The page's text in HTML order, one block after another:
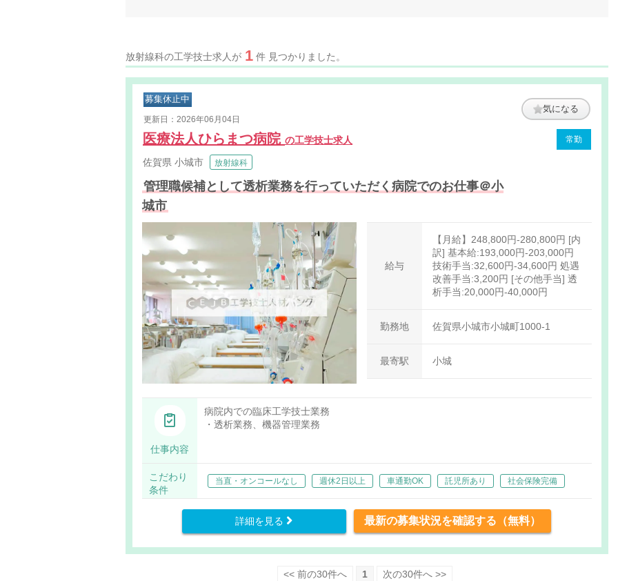
放射線科の工学技士求人が 1 件 見つかりました。
募集休止中
更新日：2026年06月04日
気になる
医療法人ひらまつ病院 の工学技士求人 常勤
佐賀県 小城市 放射線科
管理職候補として透析業務を行っていただく病院でのお仕事＠小
城市
給与
【月給】248,800円-280,800円 [内
訳] 基本給:193,000円-203,000円
技術手当:32,600円‐34,600円 処遇
改善手当:3,200円 [その他手当] 透
析手当:20,000円‐40,000円
勤務地 佐賀県小城市小城町1000-1
最寄駅 小城
仕事内容
病院内での臨床工学技士業務
・透析業務、機器管理業務
こだわり
条件
当直・オンコールなし 週休2日以上 車通勤OK 託児所あり 社会保険完備
詳細を見る 最新の募集状況を確認する（無料）
<< 前の30件へ 1 次の30件へ >>